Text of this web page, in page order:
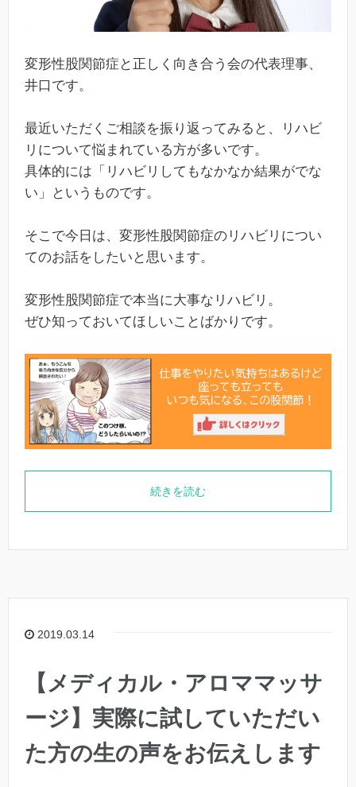
変形性股関節症と正しく向き合う会の代表理事、
井口です。
最近いただくご相談を振り返ってみると、リハビ
リについて悩まれている方が多いです。
具体的には「リハビリしてもなかなか結果がでな
い」というものです。
そこで今日は、変形性股関節症のリハビリについ
てのお話をしたいと思います。
変形性股関節症で本当に大事なリハビリ。
ぜひ知っておいてほしいことばかりです。
続きを読む
2019.03.14
【メディカル・アロママッサ
ージ】実際に試していただい
た方の生の声をお伝えします